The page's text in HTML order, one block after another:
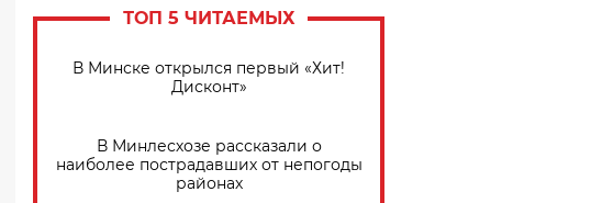
ТОП 5 ЧИТАЕМЫХ
В Минске открылся первый «Хит!
Дисконт»
В Минлесхозе рассказали о
наиболее пострадавших от непогоды
районах